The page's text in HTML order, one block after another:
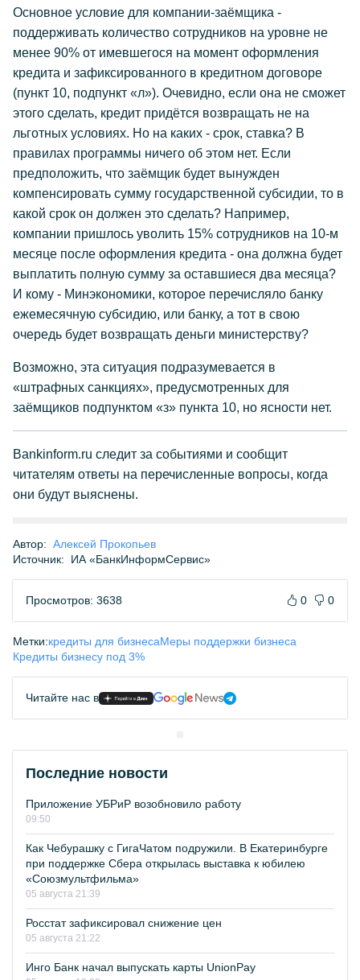
Основное условие для компании-заёмщика -
поддерживать количество сотрудников на уровне не
менее 90% от имевшегося на момент оформления
кредита и зафиксированного в кредитном договоре
(пункт 10, подпункт «л»). Очевидно, если она не сможет
этого сделать, кредит придётся возвращать не на
льготных условиях. Но на каких - срок, ставка? В
правилах программы ничего об этом нет. Если
предположить, что заёмщик будет вынужден
компенсировать сумму государственной субсидии, то в
какой срок он должен это сделать? Например,
компании пришлось уволить 15% сотрудников на 10-м
месяце после оформления кредита - она должна будет
выплатить полную сумму за оставшиеся два месяца?
И кому - Минэкономики, которое перечисляло банку
ежемесячную субсидию, или банку, а тот в свою
очередь будет возвращать деньги министерству?
Возможно, эта ситуация подразумевается в
«штрафных санкциях», предусмотренных для
заёмщиков подпунктом «з» пункта 10, но ясности нет.
Bankinform.ru следит за событиями и сообщит
читателям ответы на перечисленные вопросы, когда
они будут выяснены.
Автор: Алексей Прокопьев
Источник:
ИА «БанкИнформСервис»
Просмотров: 3638 0 0
Метки:кредиты для бизнесаМеры поддержки бизнеса
Кредиты бизнесу под 3%
Читайте нас в
Последние новости
Приложение УБРиР возобновило работу
09:50
Как Чебурашку с ГигаЧатом подружили. В Екатеринбурге
при поддержке Сбера открылась выставка к юбилею
«Союзмультфильма»
05 августа 21:39
Росстат зафиксировал снижение цен
05 августа 21:22
Инго Банк начал выпускать карты UnionPay